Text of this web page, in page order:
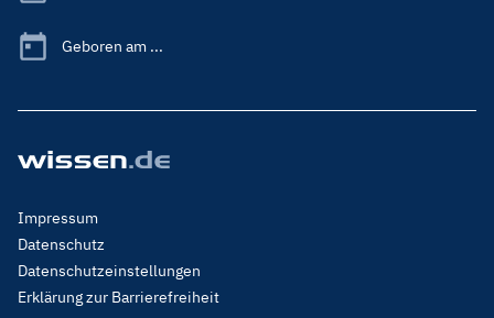
Geboren am ...
Footer
Menu
Legal
Impressum
Datenschutz
Datenschutzeinstellungen
Erklärung zur Barrierefreiheit